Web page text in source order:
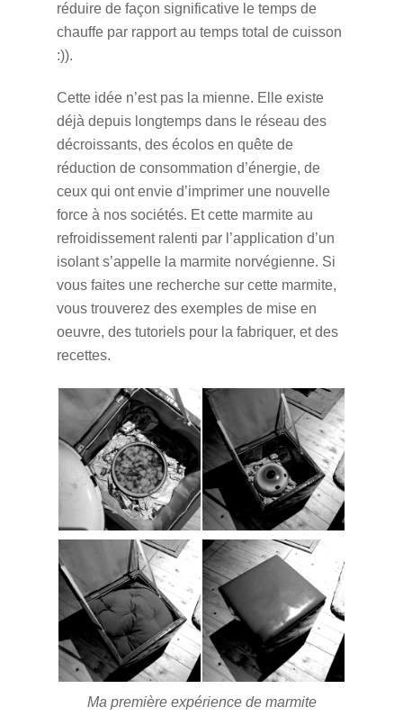
réduire de façon significative le temps de
chauffe par rapport au temps total de cuisson
:)).
Cette idée n’est pas la mienne. Elle existe
déjà depuis longtemps dans le réseau des
décroissants, des écolos en quête de
réduction de consommation d’énergie, de
ceux qui ont envie d’imprimer une nouvelle
force à nos sociétés. Et cette marmite au
refroidissement ralenti par l’application d’un
isolant s’appelle la marmite norvégienne. Si
vous faites une recherche sur cette marmite,
vous trouverez des exemples de mise en
oeuvre, des tutoriels pour la fabriquer, et des
recettes.
Ma première expérience de marmite